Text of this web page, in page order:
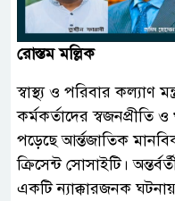
রোস্তম মল্লিক
স্বাস্থ্য ও পরিবার কল্যাণ
কর্মকর্তাদের স্বজনপ্রীতি
পড়েছে আর্ন্তজাতিক
ক্রিসেন্ট সোসাইটি।
একটি ন্যাক্কারজনক